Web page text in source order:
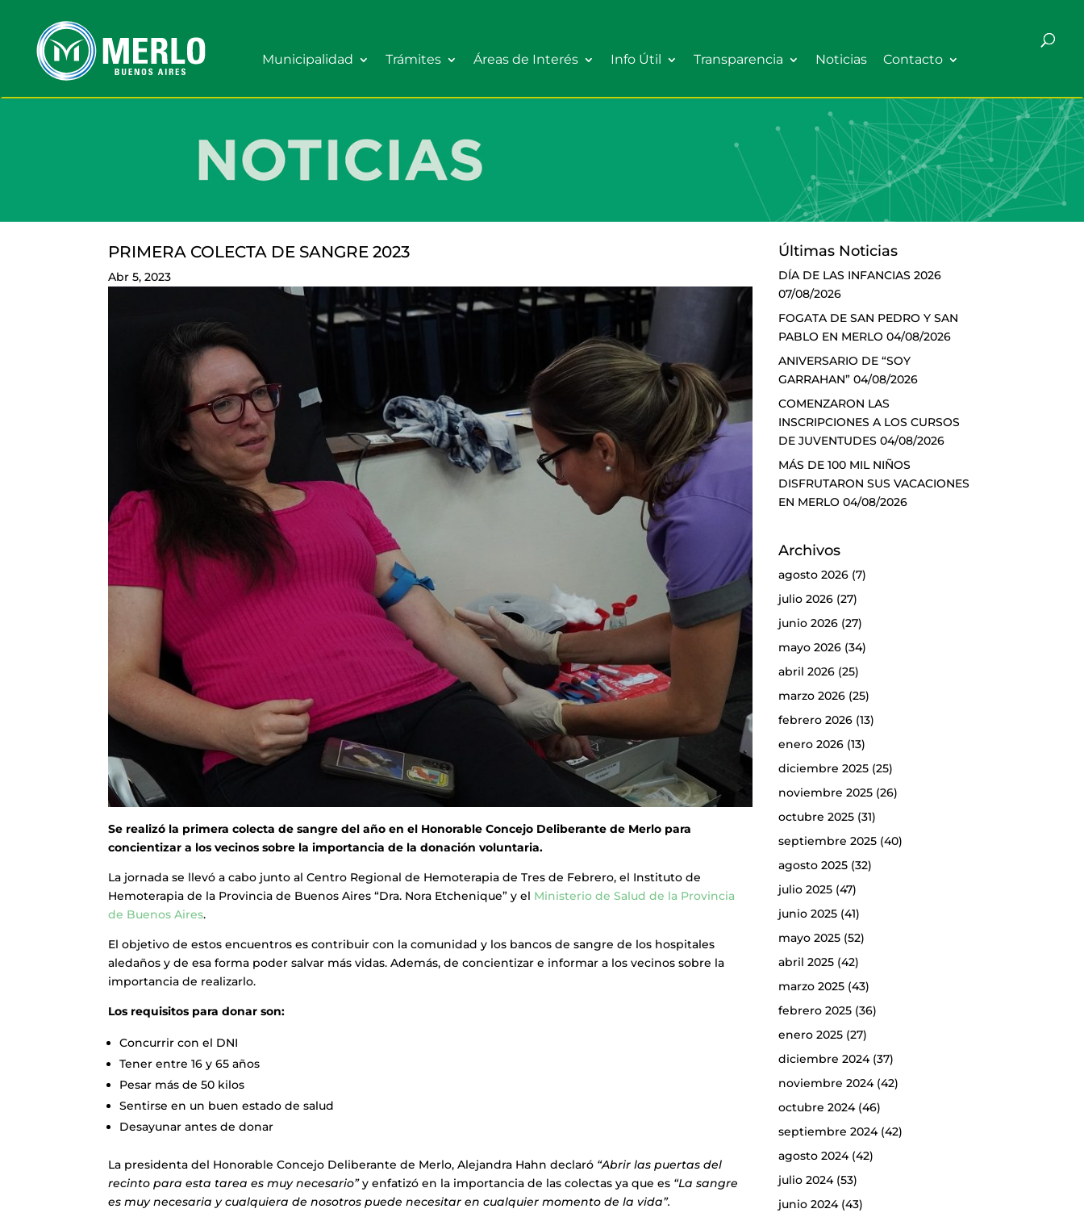
Municipalidad Trámites Áreas de Interés Info Útil Transparencia Noticias Contacto
PRIMERA COLECTA DE SANGRE 2023
Abr 5, 2023
Se realizó la primera colecta de sangre del año en el Honorable Concejo Deliberante de Merlo para
concientizar a los vecinos sobre la importancia de la donación voluntaria.
La jornada se llevó a cabo junto al Centro Regional de Hemoterapia de Tres de Febrero, el Instituto de
Hemoterapia de la Provincia de Buenos Aires “Dra. Nora Etchenique” y el Ministerio de Salud de la Provincia
de Buenos Aires.
El objetivo de estos encuentros es contribuir con la comunidad y los bancos de sangre de los hospitales
aledaños y de esa forma poder salvar más vidas. Además, de concientizar e informar a los vecinos sobre la
importancia de realizarlo.
Los requisitos para donar son:
Concurrir con el DNI
Tener entre 16 y 65 años
Pesar más de 50 kilos
Sentirse en un buen estado de salud
Desayunar antes de donar
La presidenta del Honorable Concejo Deliberante de Merlo, Alejandra Hahn declaró “Abrir las puertas del
recinto para esta tarea es muy necesario”y enfatizó en la importancia de las colectas ya que es “La sangre
es muy necesaria y cualquiera de nosotros puede necesitar en cualquier momento de la vida”.
Últimas Noticias
DÍA DE LAS INFANCIAS 2026
07/08/2026
FOGATA DE SAN PEDRO Y SAN
PABLO EN MERLO 04/08/2026
ANIVERSARIO DE “SOY
GARRAHAN” 04/08/2026
COMENZARON LAS
INSCRIPCIONES A LOS CURSOS
DE JUVENTUDES 04/08/2026
MÁS DE 100 MIL NIÑOS
DISFRUTARON SUS VACACIONES
EN MERLO 04/08/2026
Archivos
agosto 2026(7)
julio 2026(27)
junio 2026(27)
mayo 2026(34)
abril 2026(25)
marzo 2026(25)
febrero 2026(13)
enero 2026(13)
diciembre 2025(25)
noviembre 2025(26)
octubre 2025(31)
septiembre 2025(40)
agosto 2025(32)
julio 2025(47)
junio 2025(41)
mayo 2025(52)
abril 2025(42)
marzo 2025(43)
febrero 2025(36)
enero 2025(27)
diciembre 2024(37)
noviembre 2024(42)
octubre 2024(46)
septiembre 2024(42)
agosto 2024(42)
julio 2024(53)
junio 2024(43)